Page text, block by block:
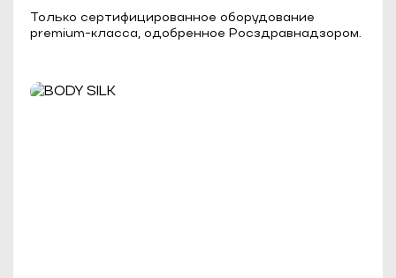
Только сертифицированное оборудование
premium-класса, одобренное Росздравнадзором.